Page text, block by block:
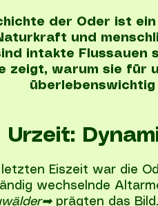
der Oder ist
und
intakte Flussauen
zeigt, warum sie für
überlebenswichtig
Urzeit:
Eiszeit war die
wechselnde
➡prägten das